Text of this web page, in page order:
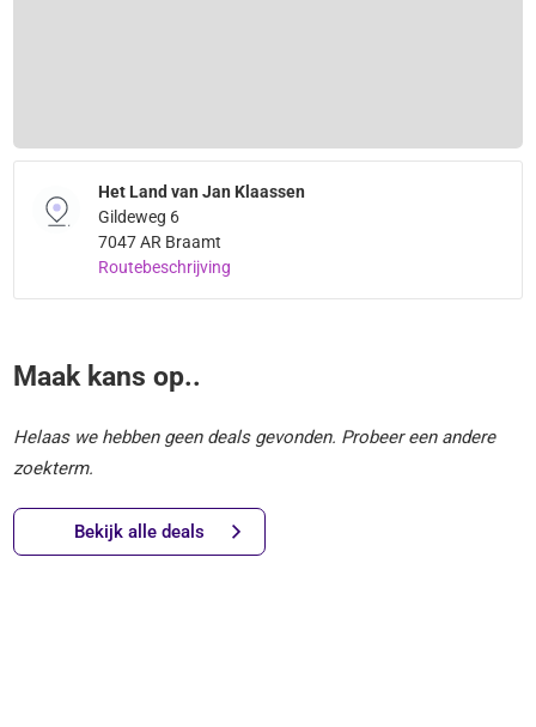
Het Land van Jan Klaassen
Gildeweg 6
7047 AR Braamt
Routebeschrijving
Maak kans op..
Helaas we hebben geen deals gevonden. Probeer een andere
zoekterm.
Bekijk alle deals